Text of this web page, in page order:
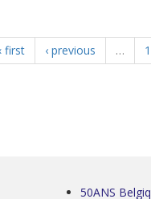
first ‹ previous …
50ANS